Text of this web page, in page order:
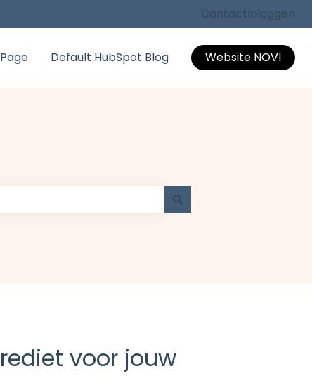
ContactInloggen
Default HubSpot Blog Website NOVI
voor jouw